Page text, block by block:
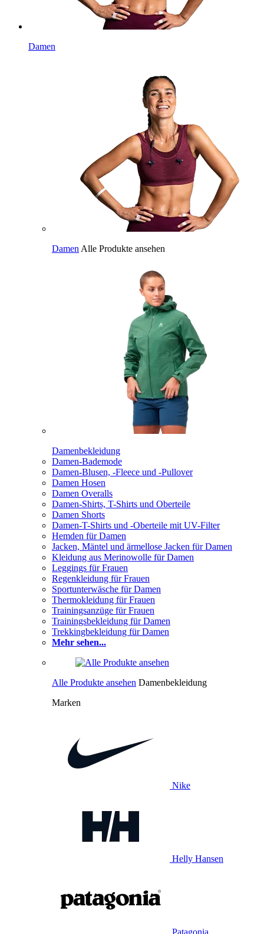
Damen
Damen Alle Produkte ansehen
Damenbekleidung
Damen-Bademode
Damen-Blusen, -Fleece und -Pullover
Damen Hosen
Damen Overalls
Damen-Shirts, T-Shirts und Oberteile
Damen Shorts
Damen-T-Shirts und -Oberteile mit UV-Filter
Hemden für Damen
Jacken, Mäntel und ärmellose Jacken für Damen
Kleidung aus Merinowolle für Damen
Leggings für Frauen
Regenkleidung für Frauen
Sportunterwäsche für Damen
Thermokleidung für Frauen
Trainingsanzüge für Frauen
Trainingsbekleidung für Damen
Trekkingbekleidung für Damen
Mehr sehen...
Alle Produkte ansehen Damenbekleidung
Marken
Nike
Helly Hansen
Patagonia